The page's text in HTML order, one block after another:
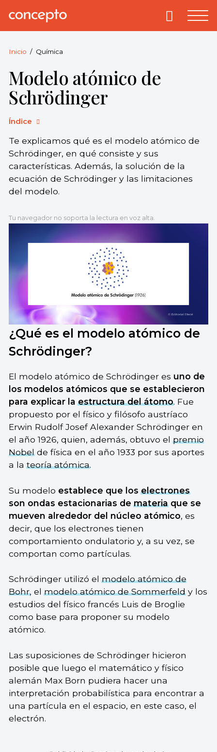
Concepto.
derechos
reservados.
Primary
Inicio Química
Modelo atómico de
Schrödinger
Índice
Te explicamos qué es el modelo atómico de
Schrödinger, en qué consiste y sus
características. Además, la solución de la
ecuación de Schrödinger y las limitaciones
del modelo.
Tu navegador no soporta la lectura en voz alta.
¿Qué es el modelo atómico de
Schrödinger?
El modelo atómico de Schrödinger es uno de
los modelos atómicos que se establecieron
para explicar laestructura del átomo. Fue
propuesto por el físico y filósofo austríaco
Erwin Rudolf Josef Alexander Schrödinger en
el año 1926, quien, además, obtuvo elpremio
Nobelde física en el año 1933 por sus aportes
a lateoría atómica.
Su modelo establece que loselectrones
son ondas estacionarias demateriaque se
mueven alrededor del núcleo atómico, es
decir, que los electrones tienen
comportamiento ondulatorio y, a su vez, se
comportan como partículas.
Schrödinger utilizó elmodelo atómico de
Bohr, elmodelo atómico de Sommerfeldy los
estudios del físico francés Luis de Broglie
como base para proponer su modelo
atómico.
Las suposiciones de Schrödinger hicieron
posible que luego el matemático y físico
alemán Max Born pudiera hacer una
interpretación probabilística para encontrar a
una partícula en el espacio, en este caso, el
electrón.